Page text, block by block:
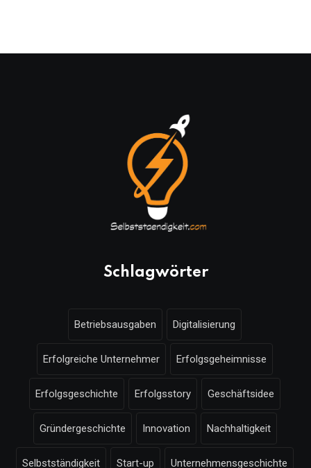
Schlagwörter
Betriebsausgaben Digitalisierung
Erfolgreiche Unternehmer Erfolgsgeheimnisse
Erfolgsgeschichte Erfolgsstory Geschäftsidee
Gründergeschichte Innovation Nachhaltigkeit
Selbstständigkeit Start-up Unternehmensgeschichte